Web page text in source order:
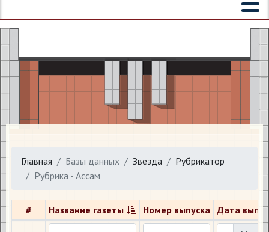
Главная Базы данных Звезда
Рубрикатор
Рубрика - Ассам
# Название газеты Номер выпуска Дата